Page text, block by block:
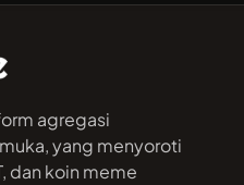
agregasi
yang menyoroti
dan koin meme